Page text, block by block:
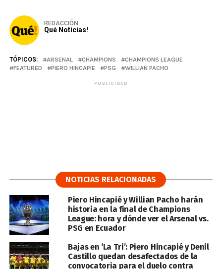
REDACCIÓN
Qué Noticias!
TÓPICOS: ARSENAL CHAMPIONS
CHAMPIONS LEAGUE
FEATURED
PIERO HINCAPIE PSG WILLIAN PACHO
PUBLICIDAD
NOTICIAS RELACIONADAS
Piero Hincapié y Willian Pacho harán
historia en la final de Champions
League: hora y dónde ver el Arsenal vs.
PSG en Ecuador
Bajas en ‘La Tri’: Piero Hincapié y Denil
Castillo quedan desafectados de la
convocatoria para el duelo contra